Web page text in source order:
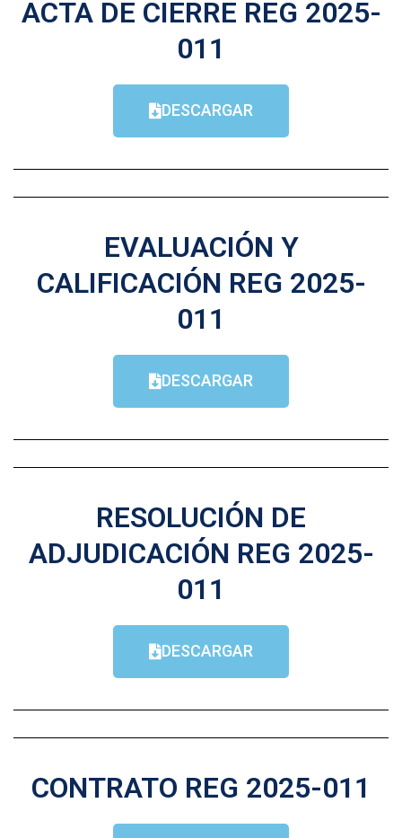
ACTA DE CIERRE REG 2025-
011
DESCARGAR
EVALUACIÓN Y
CALIFICACIÓN REG 2025-
011
DESCARGAR
RESOLUCIÓN DE
ADJUDICACIÓN REG 2025-
011
DESCARGAR
CONTRATO REG 2025-011